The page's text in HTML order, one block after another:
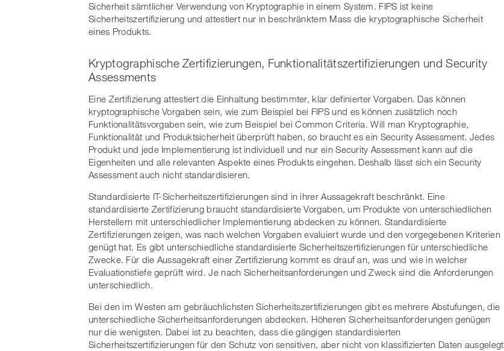
Sicherheit sämtlicher Verwendung von Kryptographie in einem System. FIPS ist keine
Sicherheitszertifizierung und attestiert nur in beschränktem Mass die kryptographische Sicherheit
eines Produkts.
Kryptographische Zertifizierungen, Funktionalitätszertifizierungen und Security
Assessments
Eine Zertifizierung attestiert die Einhaltung bestimmter, klar definierter Vorgaben. Das können
kryptographische Vorgaben sein, wie zum Beispiel bei FIPS und es können zusätzlich noch
Funktionalitätsvorgaben sein, wie zum Beispiel bei Common Criteria. Will man Kryptographie,
Funktionalität und Produktsicherheit überprüft haben, so braucht es ein Security Assessment. Jedes
Produkt und jede Implementierung ist individuell und nur ein Security Assessment kann auf die
Eigenheiten und alle relevanten Aspekte eines Produkts eingehen. Deshalb lässt sich ein Security
Assessment auch nicht standardisieren.
Standardisierte IT-Sicherheitszertifizierungen sind in ihrer Aussagekraft beschränkt. Eine
standardisierte Zertifizierung braucht standardisierte Vorgaben, um Produkte von unterschiedlichen
Herstellern mit unterschiedlicher Implementierung abdecken zu können. Standardisierte
Zertifizierungen zeigen, was nach welchen Vorgaben evaluiert wurde und den vorgegebenen Kriterien
genügt hat. Es gibt unterschiedliche standardisierte Sicherheitszertifizierungen für unterschiedliche
Zwecke. Für die Aussagekraft einer Zertifizierung kommt es drauf an, was und wie in welcher
Evaluationstiefe geprüft wird. Je nach Sicherheitsanforderungen und Zweck sind die Anforderungen
unterschiedlich.
Bei den im Westen am gebräuchlichsten Sicherheitszertifizierungen gibt es mehrere Abstufungen, die
unterschiedliche Sicherheitsanforderungen abdecken. Höheren Sicherheitsanforderungen genügen
nur die wenigsten. Dabei ist zu beachten, dass die gängigen standardisierten
Sicherheitszertifizierungen für den Schutz von sensitiven, aber nicht von klassifizierten Daten ausgelegt